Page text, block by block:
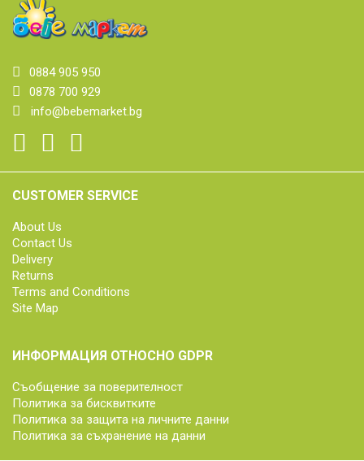
0884 905 950
0878 700 929
info@bebemarket.bg
CUSTOMER SERVICE
About Us
Contact Us
Delivery
Returns
Terms and Conditions
Site Map
ИНФОРМАЦИЯ ОТНОСНО GDPR
Съобщение за поверителност
Политика за бисквитките
Политика за защита на личните данни
Политика за съхранение на данни